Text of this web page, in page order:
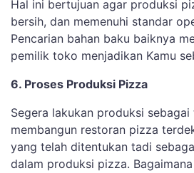
Hal ini bertujuan agar produksi
bersih, dan memenuhi standar
Pencarian bahan baku baiknya
pemilik toko menjadikan Kamu
6. Proses Produksi Pizza
Segera lakukan produksi
membangun restoran pizza
yang telah ditentukan tadi
dalam produksi pizza.